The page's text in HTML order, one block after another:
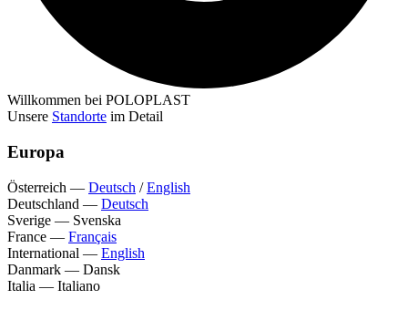
Willkommen bei POLOPLAST
Unsere Standorte im Detail
Europa
Österreich — Deutsch /English
Deutschland — Deutsch
Sverige — Svenska
France — Français
International — English
Danmark — Dansk
Italia — Italiano